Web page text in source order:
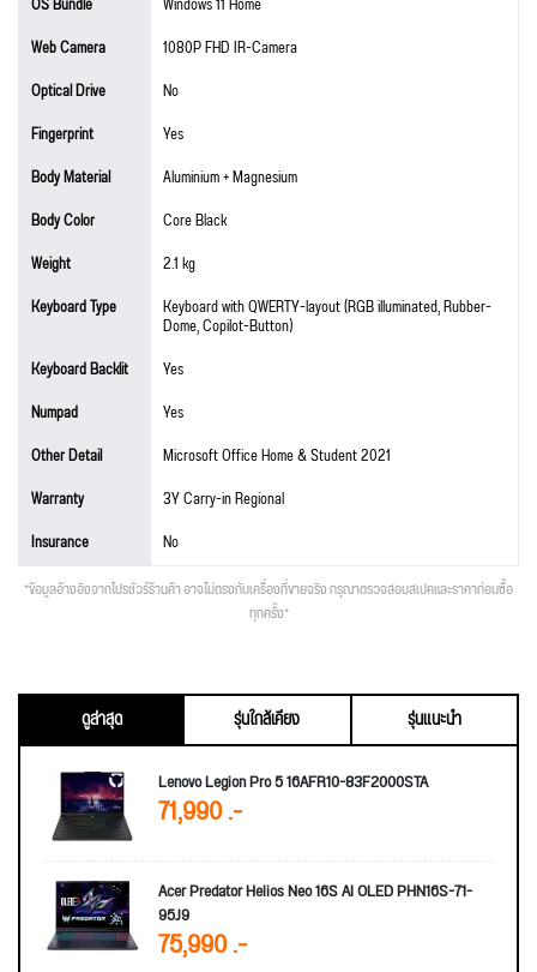
Web Camera
1080P FHD IR-Camera
Optical Drive
No
Fingerprint
Yes
Body Material
Aluminium + Magnesium
Body Color
Core Black
Weight
2.1 kg
Keyboard Type
Keyboard with QWERTY-layout (RGB illuminated, Rubber-
Dome, Copilot-Button)
Keyboard Backlit
Yes
Numpad
Yes
Other Detail
Microsoft Office Home & Student 2021
Warranty
3Y Carry-in Regional
Insurance
No
*ข้อมูลอ้างอิงจากโปรชัวร์ร้านค้า อาจไม่ตรงกับเครื่องที่ขายจริง กรุณาตรวจสอบสเปคและราคาก่อนซื้อ
ทุกครั้ง*
ดูล่าสุด รุ่นใกล้เคียง
รุ่นแนะนำ
Lenovo Legion Pro 5 16AFR10-83F2000STA
71,990 .-
Acer Predator Helios Neo 16S AI OLED PHN16S-71-
95J9
75,990 .-